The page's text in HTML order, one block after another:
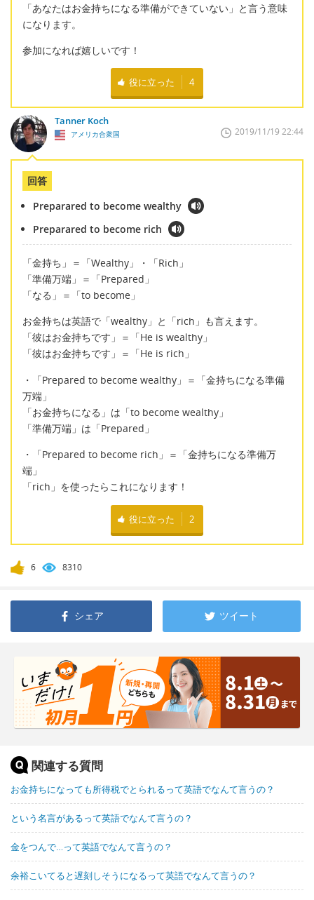
「あなたはお金持ちになる準備ができていない」と言う意味
になります。
参加になれば嬉しいです！
役に立った 4
Tanner Koch
アメリカ合衆国 2019/11/19 22:44
回答
Preparared to become wealthy
Preparared to become rich
「金持ち」＝「Wealthy」・「Rich」
「準備万端」＝「Prepared」
「なる」＝「to become」
お金持ちは英語で「wealthy」と「rich」も言えます。
「彼はお金持ちです」＝「He is wealthy」
「彼はお金持ちです」＝「He is rich」
・「Prepared to become wealthy」＝「金持ちになる準備
万端」
「お金持ちになる」は「to become wealthy」
「準備万端」は「Prepared」
・「Prepared to become rich」＝「金持ちになる準備万
端」
「rich」を使ったらこれになります！
役に立った 2
6 8310
シェア ツイート
関連する質問
お金持ちになっても所得税でとられるって英語でなんて言うの？
という名言があるって英語でなんて言うの？
金をつんで…って英語でなんて言うの？
余裕こいてると遅刻しそうになるって英語でなんて言うの？